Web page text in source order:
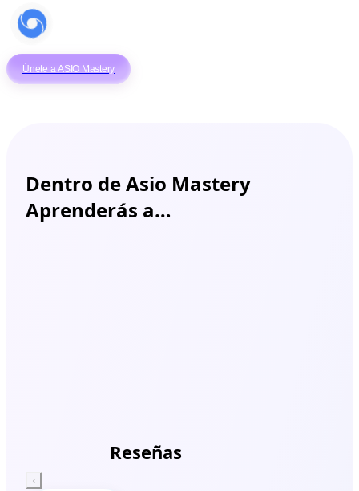
Únete a ASIO Mastery
Dentro de Asio Mastery
Aprenderás a…
Reseñas
‹